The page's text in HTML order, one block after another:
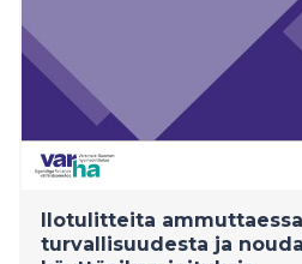
Ilotulitteita
turvallisuudesta ja